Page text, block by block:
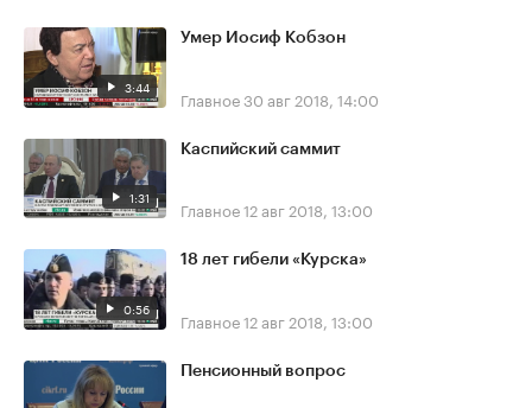
3:44
Умер Иосиф Кобзон
Главное30 авг 2018, 14:00
1:31
Каспийский саммит
Главное12 авг 2018, 13:00
0:56
18 лет гибели «Курска»
Главное12 авг 2018, 13:00
Пенсионный вопрос